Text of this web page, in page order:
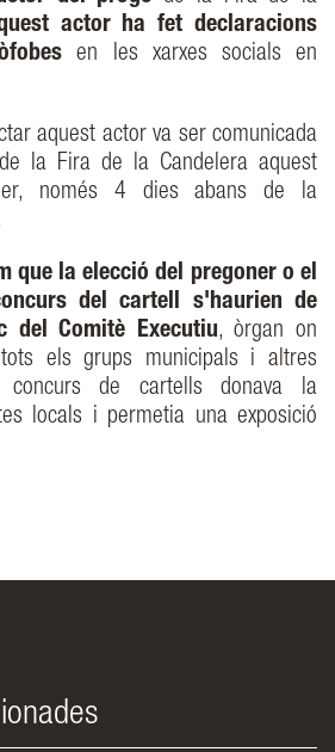
actor ha fet declaracions
en les xarxes socials en
aquest actor va ser comunicada
la Fira de la Candelera aquest
només 4 dies abans de la
que la elecció del pregoner o el
del cartell s'haurien de
del Comitè Executiu, òrgan on
els grups municipals i altres
concurs de cartells donava la
locals i permetia una exposició